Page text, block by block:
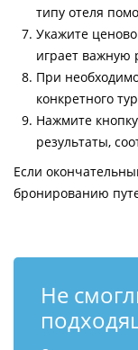
типу отеля
Укажите
играет важную
При
конкретного
Нажмите
результаты,
Если
бронированию
Не